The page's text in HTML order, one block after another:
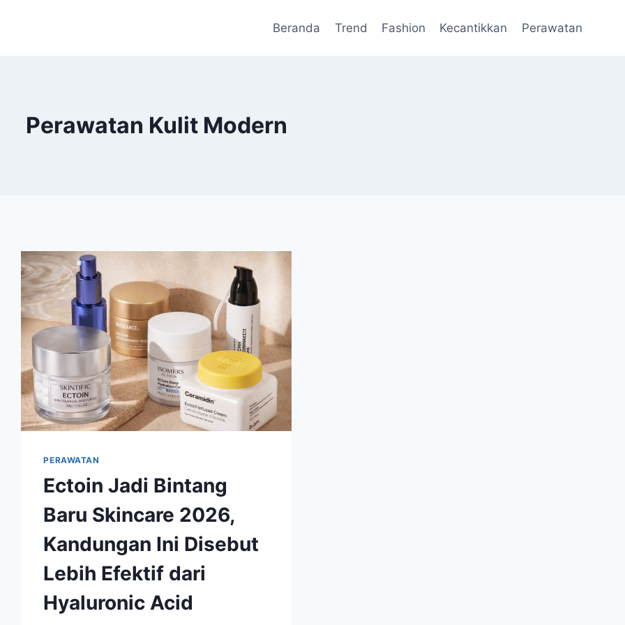
Beranda Trend Fashion Kecantikkan Perawatan
Perawatan Kulit Modern
PERAWATAN
Ectoin Jadi Bintang
Baru Skincare 2026,
Kandungan Ini Disebut
Lebih Efektif dari
Hyaluronic Acid